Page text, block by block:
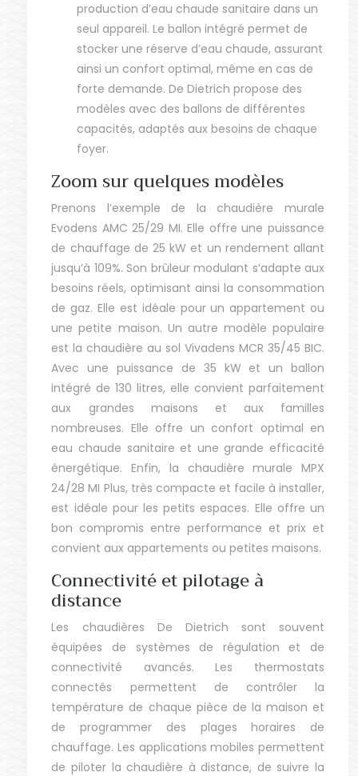
production d’eau chaude sanitaire dans un
seul appareil. Le ballon intégré permet de
stocker une réserve d’eau chaude, assurant
ainsi un confort optimal, même en cas de
forte demande. De Dietrich propose des
modèles avec des ballons de différentes
capacités, adaptés aux besoins de chaque
foyer.
Zoom sur quelques modèles
Prenons l’exemple de la chaudière murale
Evodens AMC 25/29 MI. Elle offre une puissance
de chauffage de 25 kW et un rendement allant
jusqu’à 109%. Son brûleur modulant s’adapte aux
besoins réels, optimisant ainsi la consommation
de gaz. Elle est idéale pour un appartement ou
une petite maison. Un autre modèle populaire
est la chaudière au sol Vivadens MCR 35/45 BIC.
Avec une puissance de 35 kW et un ballon
intégré de 130 litres, elle convient parfaitement
aux grandes maisons et aux familles
nombreuses. Elle offre un confort optimal en
eau chaude sanitaire et une grande efficacité
énergétique. Enfin, la chaudière murale MPX
24/28 MI Plus, très compacte et facile à installer,
est idéale pour les petits espaces. Elle offre un
bon compromis entre performance et prix et
convient aux appartements ou petites maisons.
Connectivité et pilotage à
distance
Les chaudières De Dietrich sont souvent
équipées de systèmes de régulation et de
connectivité avancés. Les thermostats
connectés permettent de contrôler la
température de chaque pièce de la maison et
de programmer des plages horaires de
chauffage. Les applications mobiles permettent
de piloter la chaudière à distance, de suivre la